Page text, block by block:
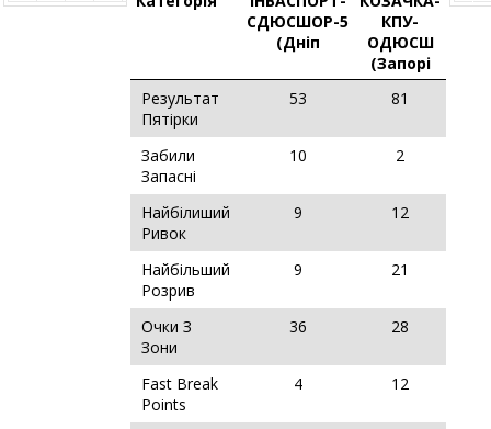
СДЮСШОР-5
(Дніп
КПУ-
ОДЮСШ
(Запорі
Результат
Пятірки
53 81
Забили
Запасні
10 2
Найбілиший
Ривок
9 12
Найбільший
Розрив
9 21
Очки З
Зони
36 28
Fast Break
Points
4 12